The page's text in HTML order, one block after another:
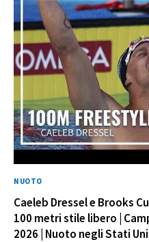
NUOTO
Caeleb Dressel e Brooks
100 metri stile libero |
2026 | Nuoto negli Stati